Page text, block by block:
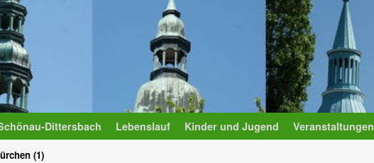
Dittersbach Lebenslauf Kinder und Jugend Veranstaltungen
(1)